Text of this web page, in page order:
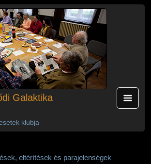
Galaktika
klubja
eltérítések és parajelenségek